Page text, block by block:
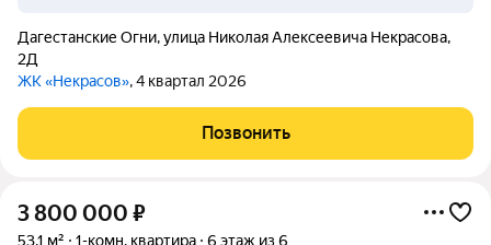
Дагестанские Огни,улица Николая Алексеевича Некрасова,
2Д
ЖК «Некрасов», 4 квартал 2026
Позвонить
3 800 000 ₽
53,1 м² 1-комн. квартира 6 этаж из 6